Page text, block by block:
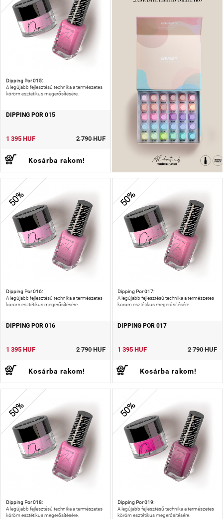
Dipping Por 015:
A legújabb fejlesztésű technika a természetes
köröm esztétikus megerősítésére.
DIPPING POR 015
1 395 HUF 2 790 HUF
Kosárba rakom!
50%
Dipping Por 016:
A legújabb fejlesztésű technika a természetes
köröm esztétikus megerősítésére.
DIPPING POR 016
1 395 HUF 2 790 HUF
Kosárba rakom!
50%
Dipping Por 017:
A legújabb fejlesztésű technika a természetes
köröm esztétikus megerősítésére.
DIPPING POR 017
1 395 HUF 2 790 HUF
Kosárba rakom!
50%
Dipping Por 018:
A legújabb fejlesztésű technika a természetes
köröm esztétikus megerősítésére.
50%
Dipping Por 019:
A legújabb fejlesztésű technika a természetes
köröm esztétikus megerősítésére.